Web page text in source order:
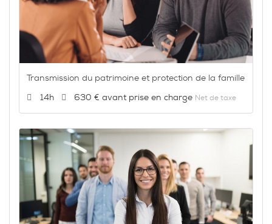
Transmission du patrimoine et protection de la famille
Durée :
14h Prix :
630 € Net de taxe